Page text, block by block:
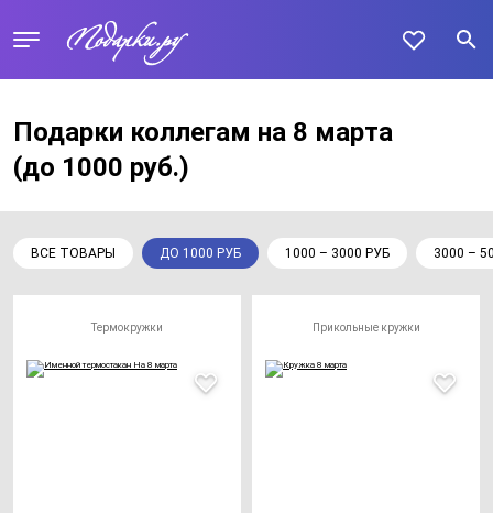
Подарки коллегам на 8 марта
(до 1000 руб.)
ВСЕ ТОВАРЫ ДО 1000 РУБ 1000 – 3000 РУБ 3000 –
Термокружки Прикольные кружки